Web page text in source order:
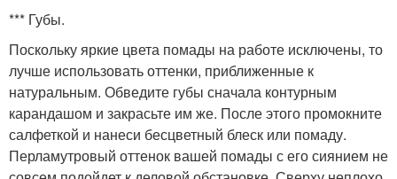
*** Губы.
Поскольку яркие цвета помады на работе исключены, то
лучше использовать оттенки, приближенные к
натуральным. Обведите губы сначала контурным
карандашом и закрасьте им же. После этого промокните
салфеткой и нанеси бесцветный блеск или помаду.
Перламутровый оттенок вашей помады с его сиянием не